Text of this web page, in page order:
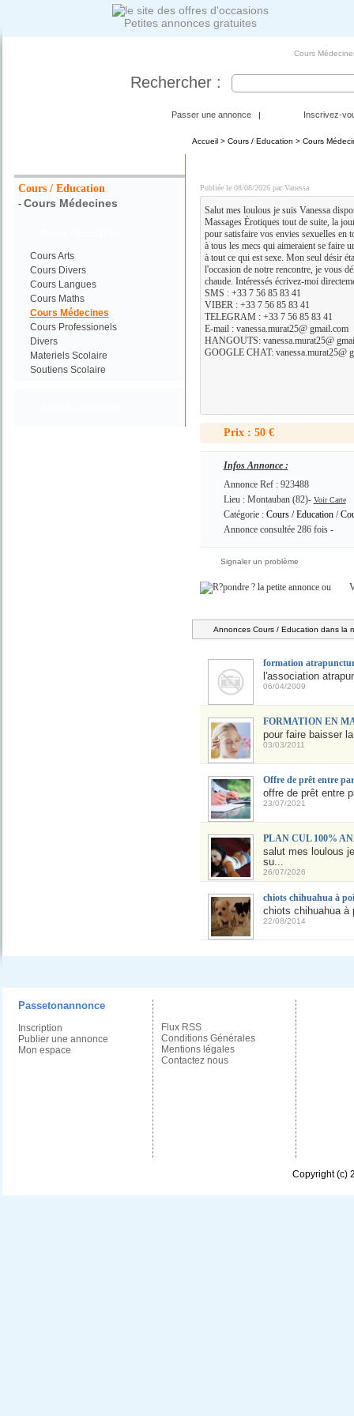
Petites annonces gratuites
Cours
Rechercher :
Passer une annonce | Inscrivez-
Cours / Education
- Cours Médecines
Cours Arts
Cours Divers
Cours Langues
Cours Maths
Cours Médecines
Cours Professionels
Divers
Materiels Scolaire
Soutiens Scolaire
Accueil> Cours / Education > Cours
Publiée le 08/08/2026 par Vanessa
Salut mes loulous je suis Vanessa
Massages Érotiques tout de suite, la
pour satisfaire vos envies sexuelles en
à tous les mecs qui aimeraient se faire
à tout ce qui est sexe. Mon seul désir
l'occasion de notre rencontre, je vous
chaude. Intéressés écrivez-moi
SMS : +33 7 56 85 83 41
VIBER : +33 7 56 85 83 41
TELEGRAM : +33 7 56 85 83 41
E-mail : vanessa.murat25@ gmail.com
HANGOUTS: vanessa.murat25@
GOOGLE CHAT: vanessa.murat25@
Prix : 50 €
Infos Annonce :
Annonce Ref : 923488
Lieu : Montauban (82)- Voir Carte
Catégorie : Cours / Education/
Annonce consultée 286 fois -
Signaler un problème
ou
Annonces Cours / Education dans la
formation
l'association
06/04/2009
FORMATION EN
pour faire baisser
03/03/2011
Offre de prêt entre
offre de prêt entre
23/07/2021
PLAN CUL 100%
salut mes loulous
su...
26/07/2026
chiots chihuahua à
chiots chihuahua à
22/08/2014
Passetonannonce
Inscription
Publier une annonce
Mon espace
Flux RSS
Conditions Générales
Mentions légales
Contactez nous
Copyright (c)